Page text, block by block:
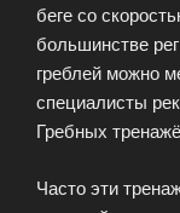
беге со
большинстве
греблей можно
специалисты
Гребных
Часто эти